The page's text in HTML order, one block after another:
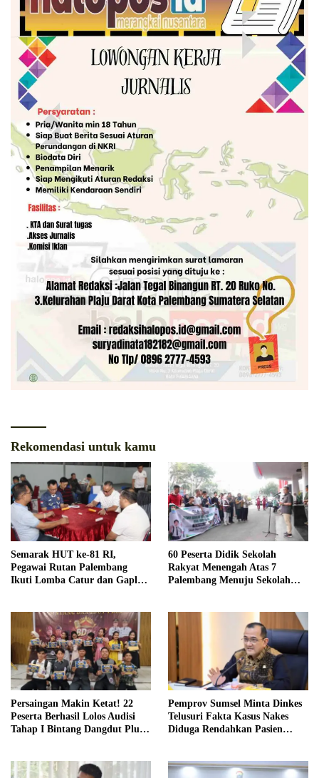
Rekomendasi untuk kamu
Semarak HUT ke-81 RI,
Pegawai Rutan Palembang
Ikuti Lomba Catur dan Gaple
60 Peserta Didik Sekolah
Rakyat Menengah Atas 7
Palembang Menuju Sekolah
Persaingan Makin Ketat! 22
Peserta Berhasil Lolos Audisi
Tahap I Bintang Dangdut Plus
Pemprov Sumsel Minta Dinkes
Telusuri Fakta Kasus Nakes
Diduga Rendahkan Pasien